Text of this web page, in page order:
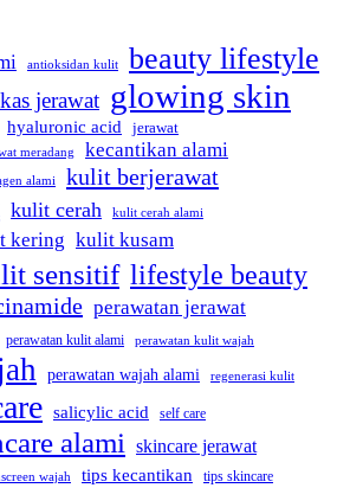
antioksidan kulit beauty lifestyle
jerawat glowing skin
hyaluronic acid jerawat
meradang kecantikan alami
alami kulit berjerawat
kulit cerah kulit cerah alami
kering kulit kusam
sensitif lifestyle beauty
perawatan jerawat
perawatan kulit alami perawatan kulit wajah
perawatan wajah alami regenerasi kulit
salicylic acid self care
alami skincare jerawat
wajah tips kecantikan tips skincare